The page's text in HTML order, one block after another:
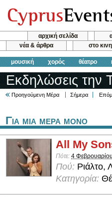
αρχική σελίδα
νέα & άρθρα
στο
μουσική χορός θέατρο
Εκδηλώσεις την
Προηγούμενη Μέρα Σήμερα
Για μια μερα μονο
All My
Πότε: 4 Φεβρουαρίου
Πού: Ριάλτο,
Κατηγορία: